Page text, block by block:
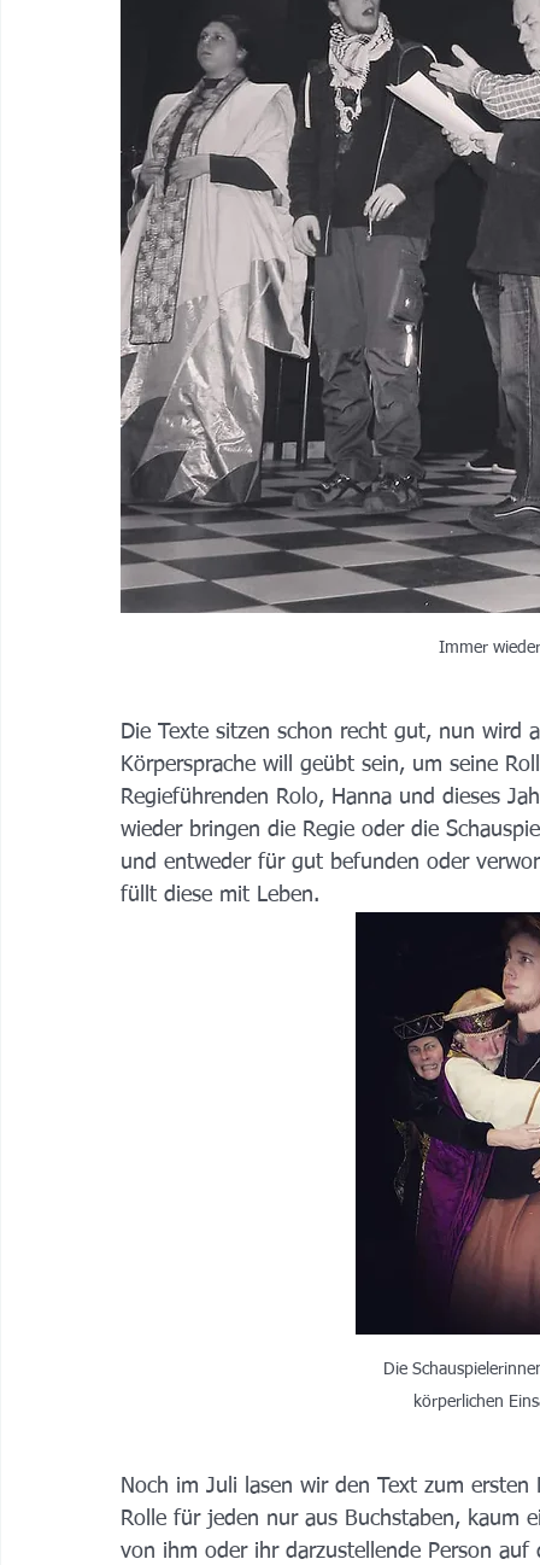
Immer
Die Texte sitzen schon recht gut, nun
Körpersprache will geübt sein, um seine
Regieführenden Rolo, Hanna und dieses
wieder bringen die Regie oder die
und entweder für gut befunden oder
füllt diese mit Leben.
Die
körperlichen
Noch im Juli lasen wir den Text zum
Rolle für jeden nur aus Buchstaben, kaum
von ihm oder ihr darzustellende Person